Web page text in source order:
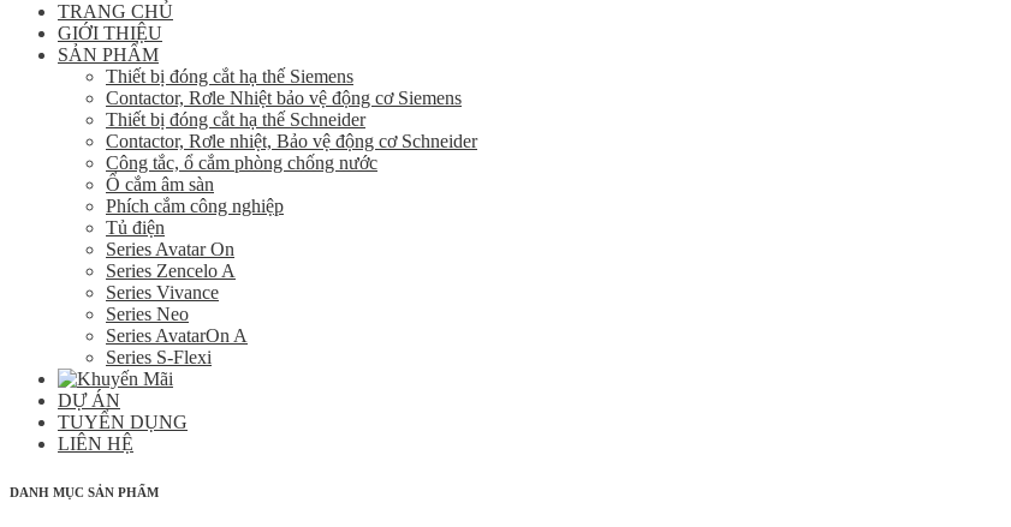
TRANG CHỦ
GIỚI THIỆU
SẢN PHẨM
Thiết bị đóng cắt hạ thế Siemens
Contactor, Rơle Nhiệt bảo vệ động cơ Siemens
Thiết bị đóng cắt hạ thế Schneider
Contactor, Rơle nhiệt, Bảo vệ động cơ Schneider
Công tắc, ổ cắm phòng chống nước
Ổ cắm âm sàn
Phích cắm công nghiệp
Tủ điện
Series Avatar On
Series Zencelo A
Series Vivance
Series Neo
Series AvatarOn A
Series S-Flexi
DỰ ÁN
TUYỂN DỤNG
LIÊN HỆ
DANH MỤC SẢN PHẨM